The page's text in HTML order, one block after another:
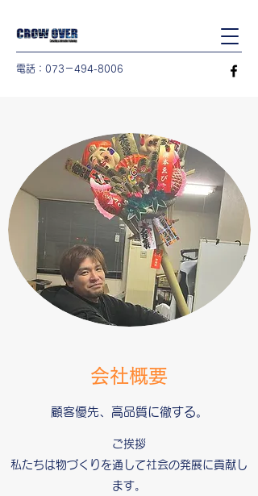
電話：073－494-8006
会社概要
顧客優先​、高品質に徹する。
ご挨拶
私たちは物づくりを通して社会の発展に貢献し
ます。